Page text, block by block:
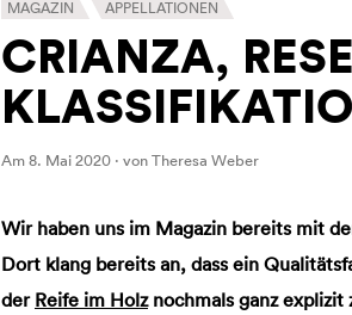
MAGAZIN APPELLATIONEN
CRIANZA,
Am 8. Mai 2020 · von Theresa Weber
Wir haben uns im Magazin bereits mit
Dort klang bereits an, dass ein
der Reife im Holznochmals ganz explizit